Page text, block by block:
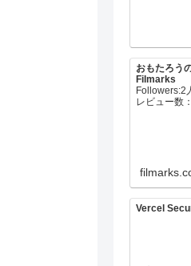
おもたろう
Filmarks
Followers:2
レビュー数
Vercel